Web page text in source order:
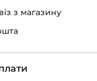
з магазину